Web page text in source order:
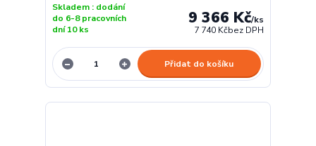
9 366 Kč/ks
7 740 Kčbez DPH
Skladem : dodání
do 6-8 pracovních
dní 10 ks
Přidat do košíku